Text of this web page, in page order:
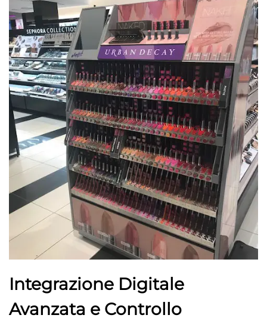
Integrazione Digitale
Avanzata e Controllo